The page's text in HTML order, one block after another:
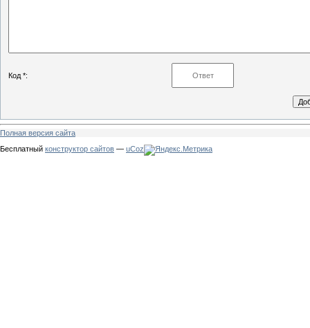
Код *:
Полная версия сайта
Бесплатный конструктор сайтов — uCoz